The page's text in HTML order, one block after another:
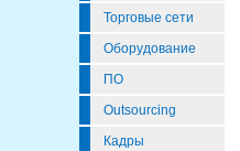
Торговые сети
Оборудование
ПО
Outsourcing
Кадры